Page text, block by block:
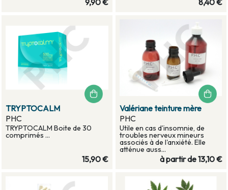
TRYPTOCALM
PHC
TRYPTOCALM Boite de 30
comprimés ...
15,90 €
Valériane teinture mère
PHC
Utile en cas d'insomnie, de
troubles nerveux mineurs
associés à de l'anxiété. Elle
atténue auss...
à partir de13,10 €